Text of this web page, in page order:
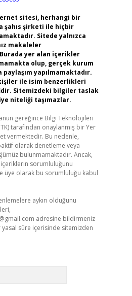
sitesi, herhangi bir
şahıs şirketi ile hiçbir
Sitede yalnızca
makaleler
yer alan içerikler
olup, gerçek kurum
yapılmamaktadır.
ile isim benzerlikleri
Sitemizdeki bilgiler taslak
niteliği taşımazlar.
gereğince Bilgi Teknolojileri
tarafından onaylanmış bir Yer
vermektedir. Bu nedenle,
olarak denetleme veya
bulunmamaktadır. Ancak,
içeriklerin sorumluluğunu
üye olarak bu sorumluluğu kabul
aykırı olduğunu
adresine bildirmeniz
süre içerisinde sitemizden